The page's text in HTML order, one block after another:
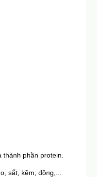
phần protein.
sắt, kẽm, đồng,...